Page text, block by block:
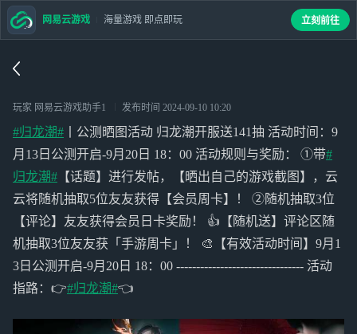
玩家 网易云游戏助手1 发布时间 2024-09-10 10:20
#归龙潮# 丨公测晒图活动 归龙潮开服送141抽 活动时间：9
月13日公测开启-9月20日 18：00 活动规则与奖励： ①带#
归龙潮# 【话题】进行发帖，【晒出自己的游戏截图】，云
云将随机抽取5位友友获得【会员周卡】！ ②随机抽取3位
【评论】友友获得会员日卡奖励！ 👍【随机送】评论区随
机抽取3位友友获「手游周卡」！ 🎨【有效活动时间】9月1
3日公测开启-9月20日 18：00 -------------------------------- 活动
指路：👉#归龙潮#👈
网易云游戏 海量游戏 即点即玩 立刻前往